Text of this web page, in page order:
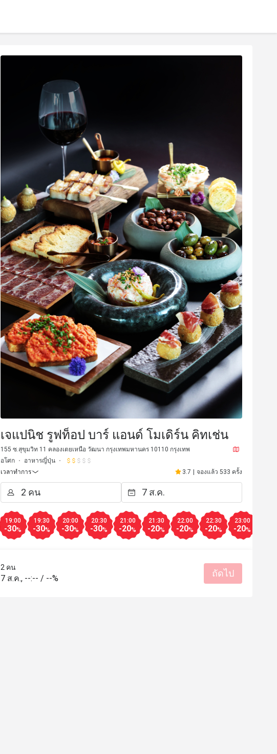
M**i
4 มิ.ย. 2568
I really love this place, the music of the jazz
make me sway. The food here is sooooo good.
Every bite I took make me fly to the moon.
when you eat the food, you know that the
chefs really good at their creations. Amazing
waiters and waitresses, very friendly,
attentive, treat me like a princess. Bartender
also sweet, cute, adorable and good at their
jobs. I really love all the cocktails i drink,
especially Amateratsu. The supervisor May
also sweet, kind and always smiles. The bar
and restaurant decorate so nice, i love the red
light here and the bathroom so clean, have
from there also pretty. 10/10 from me. Thank
you so much for this precious experiences,
รสชาติอร่อย ราคาสมเหตุสมผล
บริการดี
เหมาะกับการเดท
สถานที่สะอาด เหมาะกับการสังสรรค์
N
N*****g
if you are loving both
รสชาติอร่อย ราคาสมเหตุสม
เจแปนิช รูฟท็อป บาร์ แอนด์ โมเดิร์น คิทเช่น
155 ซ.สุขุมวิท 11 คลองเตยเหนือ วัฒนา กรุงเทพมหานคร 10110 กรุงเทพ
อโศก
อาหารญี่ปุ่น
เวลาทำการ
3.7 จองแล้ว 533 ครั้ง
19:00
-30%
19:30
-30%
20:00
-30%
20:30
-30%
21:00
-20%
21:30
-20%
22:00
-20%
22:30
-20%
23:00
-20%
2 คน
7 ส.ค., --:-- / --% ถัดไป